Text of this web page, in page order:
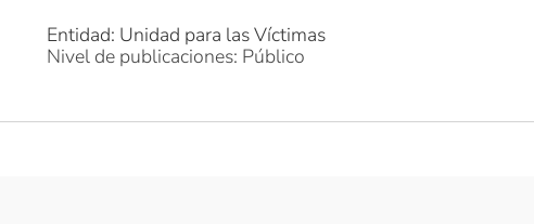
Entidad: Unidad para las Víctimas
Nivel de publicaciones: Público